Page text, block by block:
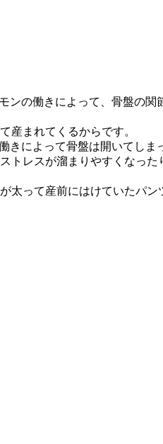
の働きによって、骨盤の
産まれてくるからです。
によって骨盤は開いてしま
レスが溜まりやすくなっ
って産前にはけていたパン